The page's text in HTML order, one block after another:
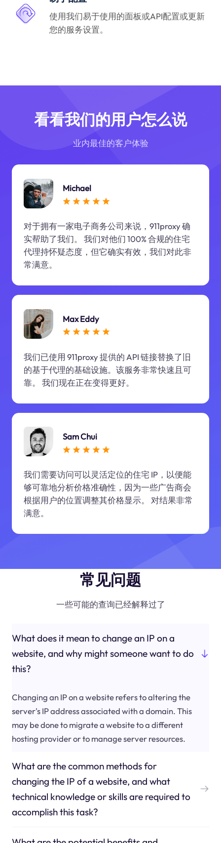
使用我们易于使用的面板或API配置或更新
您的服务设置。
看看我们的用户怎么说
业内最佳的客户体验
Michael
对于拥有一家电子商务公司来说，911proxy 确
实帮助了我们。 我们对他们 100% 合规的住宅
代理持怀疑态度，但它确实有效，我们对此非
常满意。
Max Eddy
我们已使用 911proxy 提供的 API 链接替换了旧
的基于代理的基础设施。该服务非常快速且可
靠。 我们现在正在变得更好。
Sam Chui
我们需要访问可以灵活定位的住宅 IP，以便能
够可靠地分析价格准确性，因为一些广告商会
根据用户的位置调整其价格显示。 对结果非常
满意。
常见问题
一些可能的查询已经解释过了
What does it mean to change an IP on a
website, and why might someone want to do
this?
Changing an IP on a website refers to altering the
server's IP address associated with a domain. This
may be done to migrate a website to a different
hosting provider or to manage server resources.
What are the common methods for
changing the IP of a website, and what
technical knowledge or skills are required to
accomplish this task?